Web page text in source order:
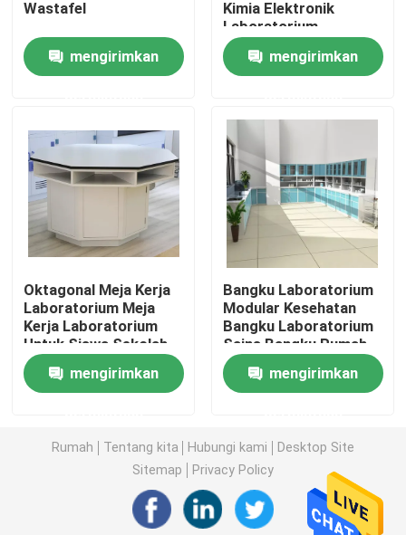
Furnitur Laboratorium Modern
Furnitur Laboratorium Sekolah
Bangku Dinding Laboratorium
Lemari Asam Laboratorium
Bangku Neraca Laboratorium
Bangku Kerja Laboratorium
Kabinet Penyimpanan Keamanan
Kabinet Keamanan Hayati
Wastafel
mengirimkan
Kimia Elektronik
Laboratorium
Perabotan
mengirimkan
Oktagonal Meja Kerja
Laboratorium Meja
Kerja Laboratorium
Untuk Siswa Sekolah
mengirimkan
Bangku Laboratorium
Modular Kesehatan
Bangku Laboratorium
Sains Bangku Rumah
Sakit Dengan Wastafel
mengirimkan
Rumah Tentang kita Hubungi kami
Desktop Site
Sitemap
Privacy Policy